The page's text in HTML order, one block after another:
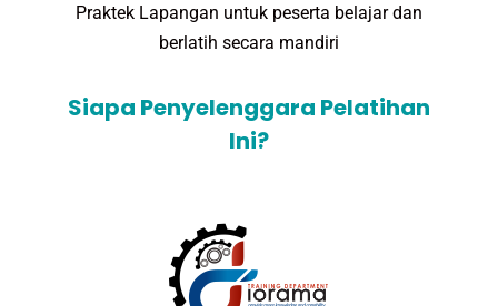
Praktek Lapangan untuk peserta belajar dan
berlatih secara mandiri
Siapa Penyelenggara Pelatihan
Ini?